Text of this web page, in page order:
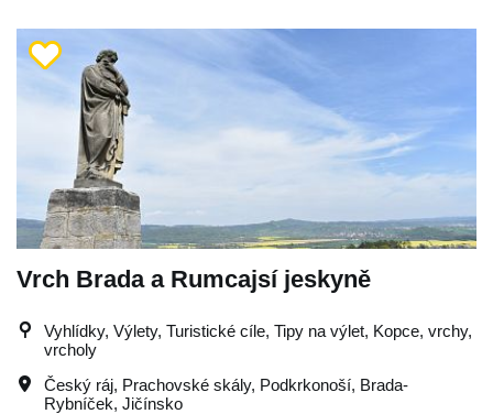
Vrch Brada a Rumcajsí jeskyně
Vyhlídky, Výlety, Turistické cíle, Tipy na výlet, Kopce, vrchy,
vrcholy
Český ráj, Prachovské skály, Podkrkonoší, Brada-
Rybníček, Jičínsko